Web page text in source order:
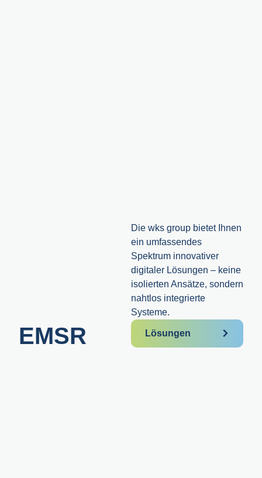
EMSR
Die wks group bietet Ihnen
ein umfassendes
Spektrum innovativer
digitaler Lösungen – keine
isolierten Ansätze, sondern
nahtlos integrierte
Systeme.
Lösungen